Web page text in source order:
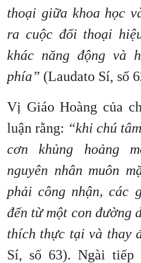
thoại giữa khoa học
ra cuộc đối thoại
khác năng động và
phía” (Laudato Sí, số
Vị Giáo Hoàng của
luận rằng: “khi chú
cơn khủng hoảng
nguyên nhân muôn
phải công nhận, các
đến từ một con đường
thích thực tại và thay
Sí, số 63). Ngài tiếp